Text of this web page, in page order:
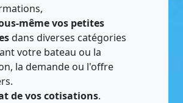
même vos petites
dans diverses catégories
votre bateau ou la
la demande ou l'offre
de vos cotisations.